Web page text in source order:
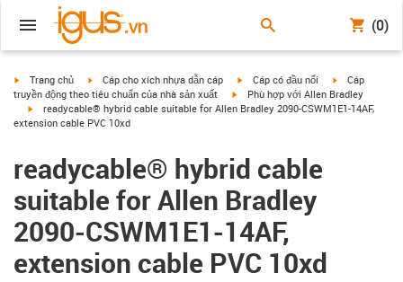
(0)
igus-icon-arrow-right
Trang chủ igus-icon-arrow-right
Cáp cho xích nhựa dẫn cáp igus-icon-arrow-right
Cáp có đầu nối igus-icon-
Cáp
truyền động theo tiêu chuẩn của nhà sản xuất
igus-icon-arrow-right
Phù hợp với Allen Bradley
igus-icon-arrow-right
readycable® hybrid cable suitable for Allen Bradley 2090-CSWM1E1-14AF,
extension cable PVC 10xd
readycable® hybrid cable
suitable for Allen Bradley
2090-CSWM1E1-14AF,
extension cable PVC 10xd